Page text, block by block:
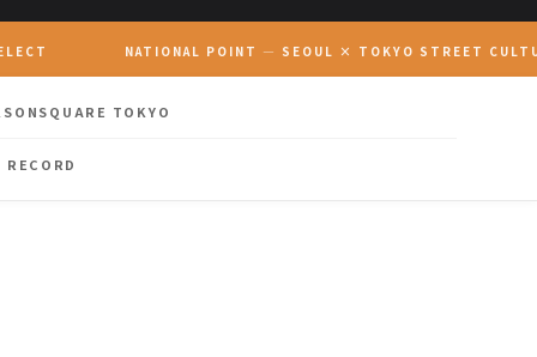
NATIONAL POINT — SEOUL × TOKYO STREET
TOKYO
RECORD